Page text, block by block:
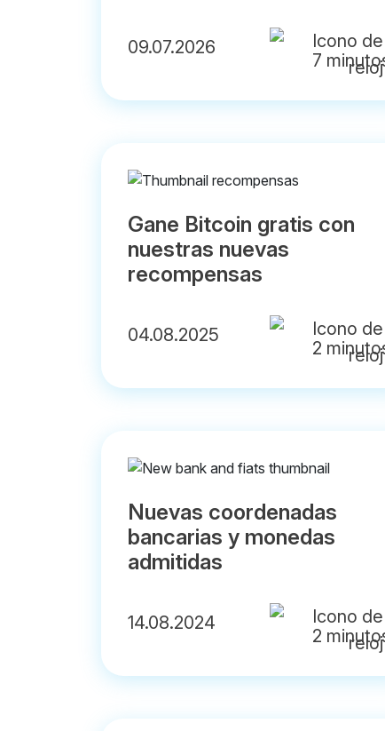
09.07.2026
7
Gane Bitcoin gratis con
nuestras nuevas
recompensas
04.08.2025
2
Nuevas coordenadas
bancarias y monedas
admitidas
14.08.2024
2